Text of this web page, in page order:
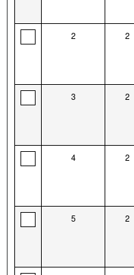
2 2
3 2
4 2
5 2